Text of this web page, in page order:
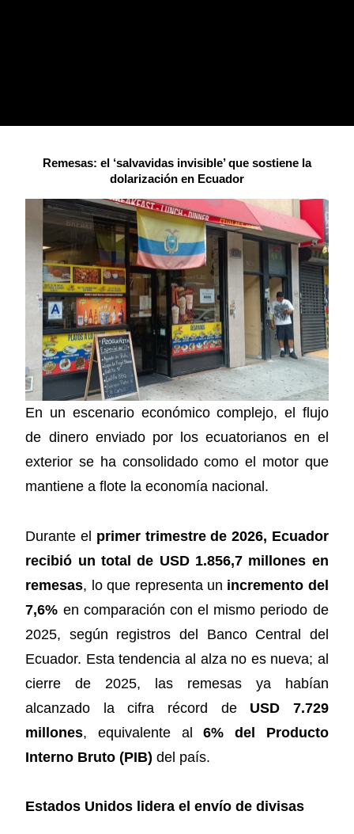
Remesas: el ‘salvavidas invisible’ que sostiene la
dolarización en Ecuador
En un escenario económico complejo, el flujo
de dinero enviado por los ecuatorianos en el
exterior se ha consolidado como el motor que
mantiene a flote la economía nacional.
Durante el primer trimestre de 2026, Ecuador
recibió un total de USD 1.856,7 millones en
remesas, lo que representa un incremento del
7,6% en comparación con el mismo periodo de
2025, según registros del Banco Central del
Ecuador. Esta tendencia al alza no es nueva; al
cierre de 2025, las remesas ya habían
alcanzado la cifra récord de USD 7.729
millones, equivalente al6% del Producto
Interno Bruto (PIB) del país.
Estados Unidos lidera el envío de divisas